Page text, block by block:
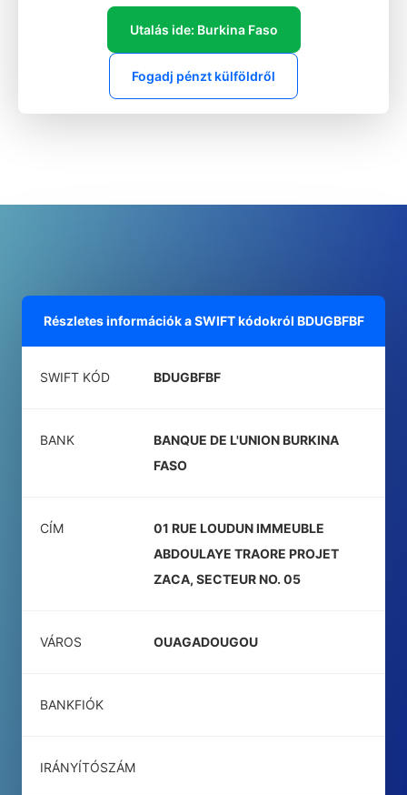
Utalás ide: Burkina Faso
Fogadj pénzt külföldről
Részletes információk a SWIFT kódokról BDUGBFBF
SWIFT KÓD BDUGBFBF
BANK
BANQUE DE L'UNION BURKINA
FASO
CÍM
01 RUE LOUDUN IMMEUBLE
ABDOULAYE TRAORE PROJET
ZACA, SECTEUR NO. 05
VÁROS OUAGADOUGOU
BANKFIÓK
IRÁNYÍTÓSZÁM